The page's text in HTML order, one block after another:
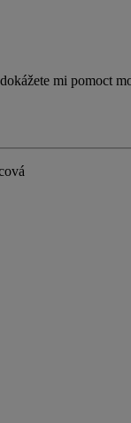
mi pomoct